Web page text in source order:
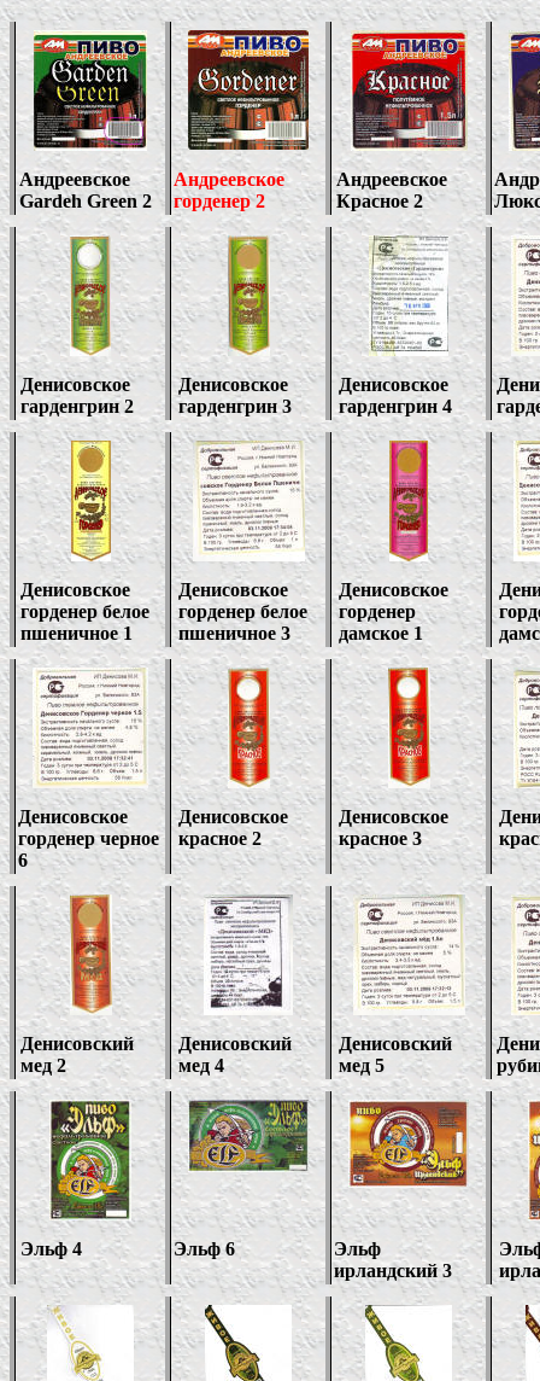
Андреевское
Gardeh Green 2
Андреевское
горденер 2
Андреевское
Красное 2
Денисовское
гарденгрин 2
Денисовское
гарденгрин 3
Денисовское
гарденгрин 4
Денисовское
горденер белое
пшеничное1
Денисовское
горденер белое
пшеничное 3
Денисовское
горденер
дамское 1
Денисовское
горденер черное
6
Денисовское
красное 2
Денисовское
красное 3
Денисовский
мед 2
Денисовский
мед 4
Денисовский
мед 5
Эльф 4 Эльф 6
Эльф
ирландский 3